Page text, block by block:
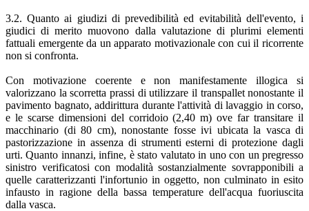
3.2. Quanto ai giudizi di prevedibilità ed evitabilità dell'evento, i
giudici di merito muovono dalla valutazione di plurimi elementi
fattuali emergente da un apparato motivazionale con cui il ricorrente
non si confronta.
Con motivazione coerente e non manifestamente illogica si
valorizzano la scorretta prassi di utilizzare il transpallet nonostante il
pavimento bagnato, addirittura durante l'attività di lavaggio in corso,
e le scarse dimensioni del corridoio (2,40 m) ove far transitare il
macchinario (di 80 cm), nonostante fosse ivi ubicata la vasca di
pastorizzazione in assenza di strumenti esterni di protezione dagli
urti. Quanto innanzi, infine, è stato valutato in uno con un pregresso
sinistro verificatosi con modalità sostanzialmente sovrapponibili a
quelle caratterizzanti l'infortunio in oggetto, non culminato in esito
infausto in ragione della bassa temperature dell'acqua fuoriuscita
dalla vasca.